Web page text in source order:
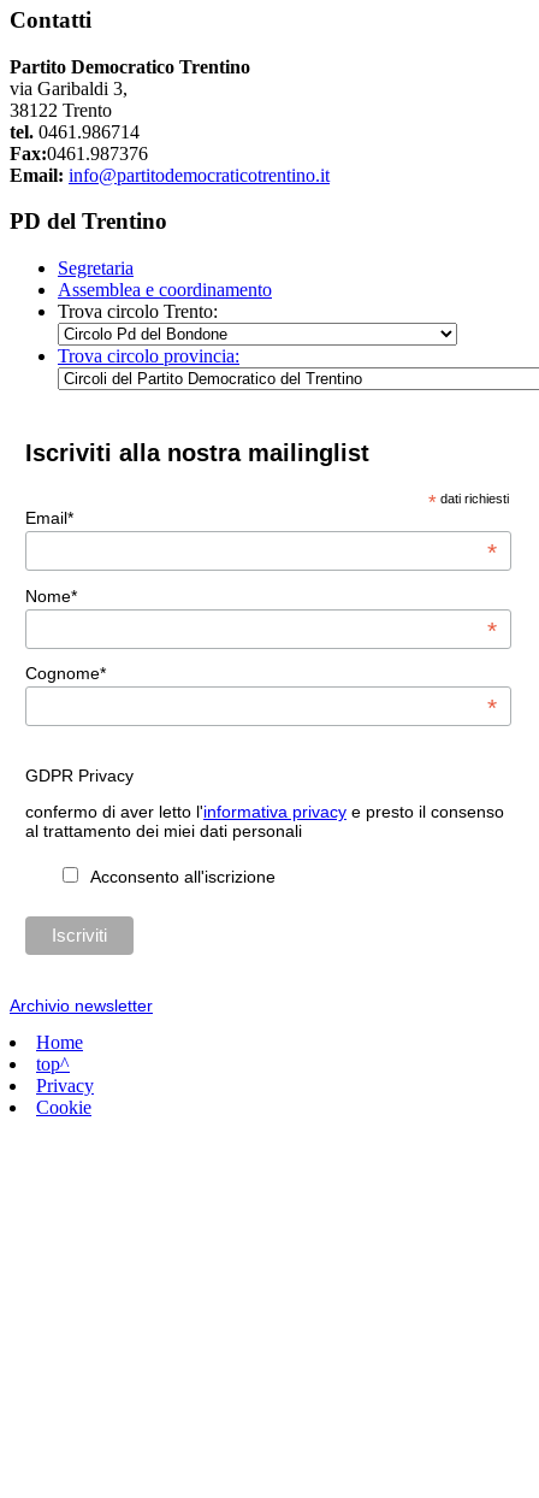
Contatti
Partito Democratico Trentino
via Garibaldi 3,
38122 Trento
tel. 0461.986714
Fax:0461.987376
Email: info@partitodemocraticotrentino.it
PD del Trentino
Segretaria
Assemblea e coordinamento
Trova circolo Trento:
Trova circolo provincia:
Iscriviti alla nostra mailinglist
* dati richiesti
Email*
*
Nome*
*
Cognome*
*
GDPR Privacy
confermo di aver letto l'informativa privacye presto il consenso
al trattamento dei miei dati personali
Acconsento all'iscrizione
Archivio newsletter
Home
top^
Privacy
Cookie